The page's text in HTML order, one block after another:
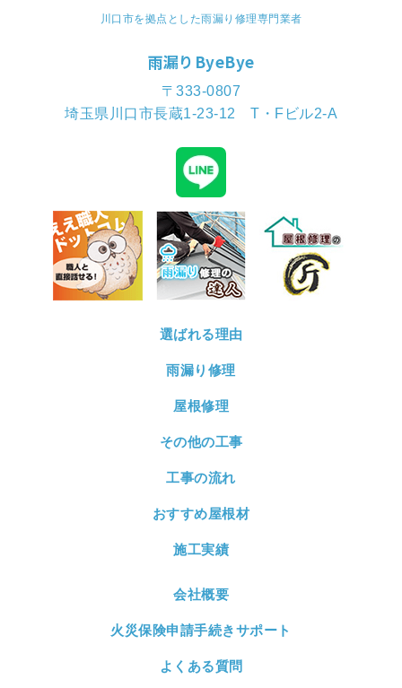
川口市を拠点とした雨漏り修理専門業者
雨漏りByeBye
〒333-0807
埼玉県川口市長蔵1-23-12 T・Fビル2-A
選ばれる理由
雨漏り修理
屋根修理
その他の工事
工事の流れ
おすすめ屋根材
施工実績
会社概要
火災保険申請手続きサポート
よくある質問